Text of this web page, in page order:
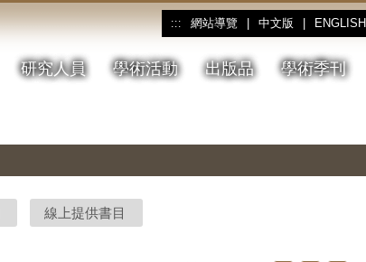
::: 網站導覽 中文版 ENGLISH
研究人員 學術活動 出版品 學術季刊
線上提供書目